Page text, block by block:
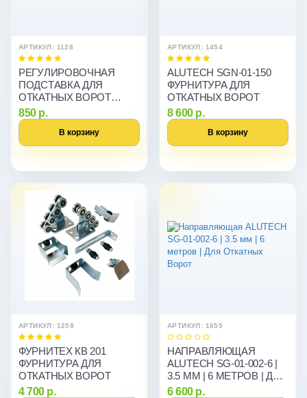
АРТИКУЛ: 1128
РЕГУЛИРОВОЧНАЯ
ПОДСТАВКА ДЛЯ
ОТКАТНЫХ ВОРОТ
ALUTECH SGN.01.200
850 р.
В корзину
АРТИКУЛ: 1454
ALUTECH SGN-01-150
ФУРНИТУРА ДЛЯ
ОТКАТНЫХ ВОРОТ
8 600 р.
В корзину
АРТИКУЛ: 1258
ФУРНИТЕХ КВ 201
ФУРНИТУРА ДЛЯ
ОТКАТНЫХ ВОРОТ
4 700 р.
АРТИКУЛ: 1655
НАПРАВЛЯЮЩАЯ
ALUTECH SG-01-002-6 |
3.5 ММ | 6 МЕТРОВ | ДЛЯ
ОТКАТНЫХ ВОРОТ
6 600 р.